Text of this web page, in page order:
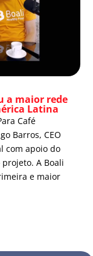
a maior rede
Latina
Café
Barros, CEO
com apoio do
A Boali
e maior